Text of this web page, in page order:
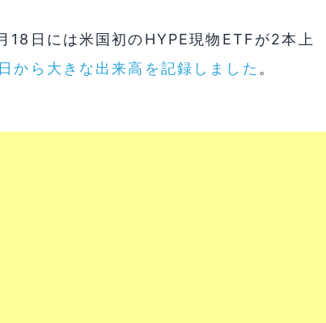
18日には米国初のHYPE現物ETFが2本上
から大きな出来高を記録しました 。